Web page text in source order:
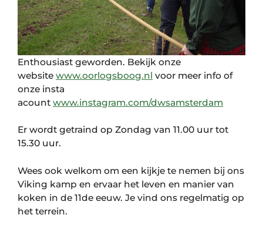
Enthousiast geworden. Bekijk onze
website www.oorlogsboog.nl voor meer info of
onze insta
acount www.instagram.com/dwsamsterdam
Er wordt getraind op Zondag van 11.00 uur tot
15.30 uur.
Wees ook welkom om een kijkje te nemen bij ons
Viking kamp en ervaar het leven en manier van
koken in de 11de eeuw. Je vind ons regelmatig op
het terrein.